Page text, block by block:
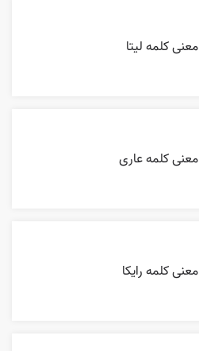
معنی کلمه لیتا
معنی کلمه عاری
معنی کلمه رایکا